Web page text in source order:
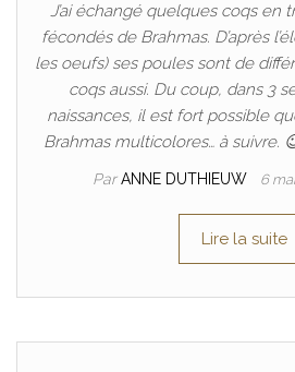
J’ai échangé quelques coqs en
fécondés de Brahmas. D’après
les oeufs) ses poules sont de
coqs aussi. Du coup, dans 3
naissances, il est fort possible
Brahmas multicolores… à suivre.
ParANNE DUTHIEUW 6
Lire la suite